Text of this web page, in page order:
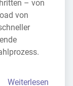
– von
von
Weiterlesen